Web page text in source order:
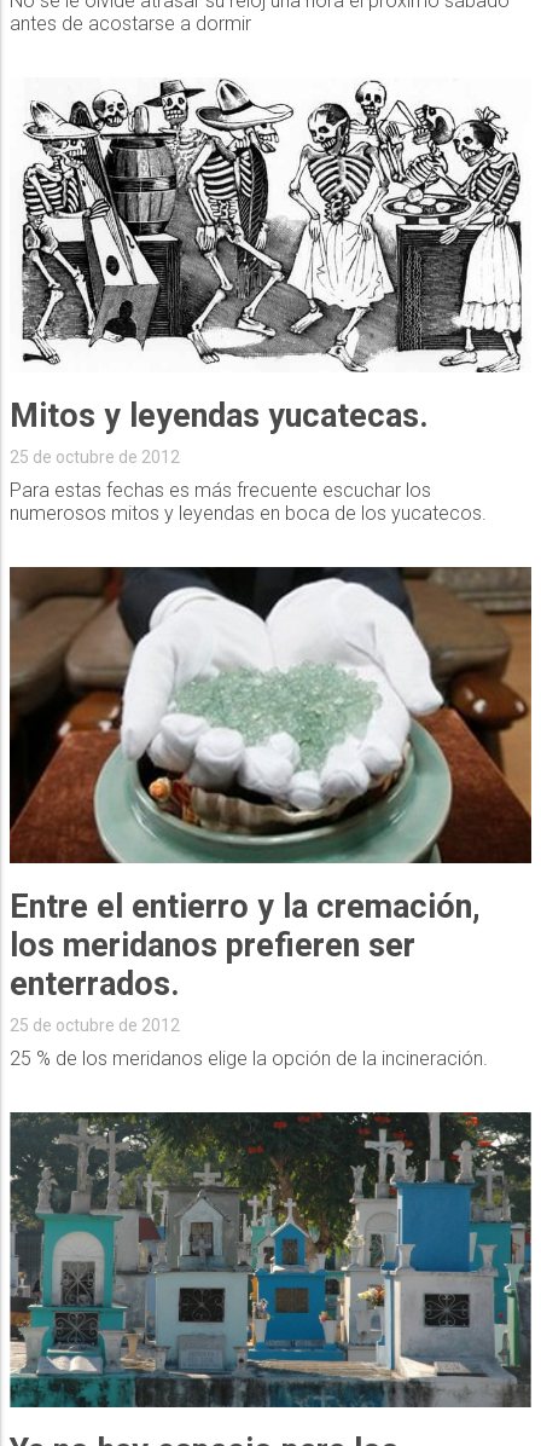
antes de acostarse a dormir
Mitos y leyendas yucatecas.
25 de octubre de 2012
Para estas fechas es más frecuente escuchar los
numerosos mitos y leyendas en boca de los yucatecos.
Entre el entierro y la cremación,
los meridanos prefieren ser
enterrados.
25 de octubre de 2012
25 % de los meridanos elige la opción de la incineración.